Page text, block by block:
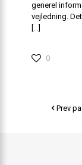
generel
vejledning.
[…]
0
Prev